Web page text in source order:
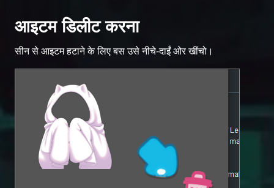
आइटम डिलीट करना
सीन से आइटम हटाने के लिए बस उसे नीचे-दाईं ओर खींचो।